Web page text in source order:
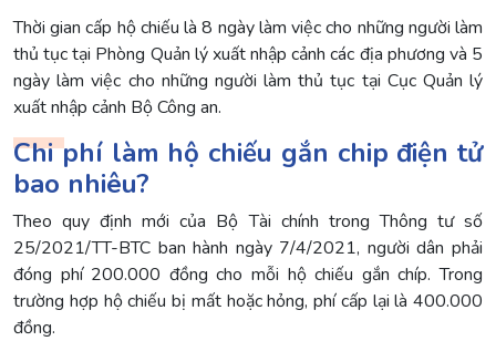
Thời gian cấp hộ chiếu là 8 ngày làm việc cho những người làm
thủ tục tại Phòng Quản lý xuất nhập cảnh các địa phương và 5
ngày làm việc cho những người làm thủ tục tại Cục Quản lý
xuất nhập cảnh Bộ Công an.
Chi phí làm hộ chiếu gắn chip điện tử
bao nhiêu?
Theo quy định mới của Bộ Tài chính trong Thông tư số
25/2021/TT-BTC ban hành ngày 7/4/2021, người dân phải
đóng phí 200.000 đồng cho mỗi hộ chiếu gắn chíp. Trong
trường hợp hộ chiếu bị mất hoặc hỏng, phí cấp lại là 400.000
đồng.